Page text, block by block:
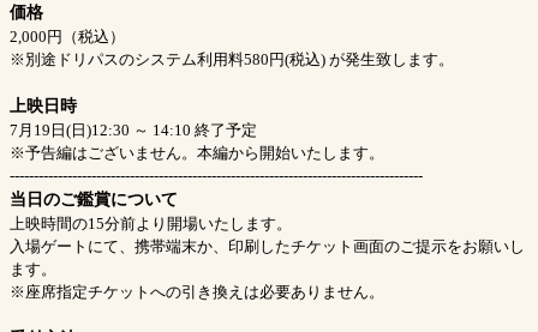
価格
2,000円（税込）
※別途ドリパスのシステム利用料580円(税込) が発生致します。
上映日時
7月19日(日)12:30 ～ 14:10 終了予定
※予告編はございません。本編から開始いたします。
--------------------------------------------------------------------------------------
当日のご鑑賞について
上映時間の15分前より開場いたします。
入場ゲートにて、携帯端末か、印刷したチケット画面のご提示をお願いし
ます。
※座席指定チケットへの引き換えは必要ありません。